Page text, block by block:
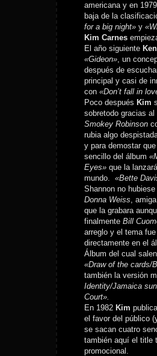
americana y en
baja de la
for a big night» y
Kim Carnes
El año siguiente
«Gideon», un
después de
principal y casi de
con «Don’t fall in
Poco después Kim
sobretodo gracias al
Smokey Robinson
rubia algo
y para demostar
sencillo del álbum
Eyes» que la
mundo. «Bette
Shannon no
Donna Weiss,
que la grabara
finalmente Bill
arreglo y el tema
directamente en el
Álbum del cual
«Draw of the cards/
también la versión
Identity/Jamaica
Court».
En 1982 Kim publica
el favor del público
se sacan cuatro
también aquí el title
promocional.